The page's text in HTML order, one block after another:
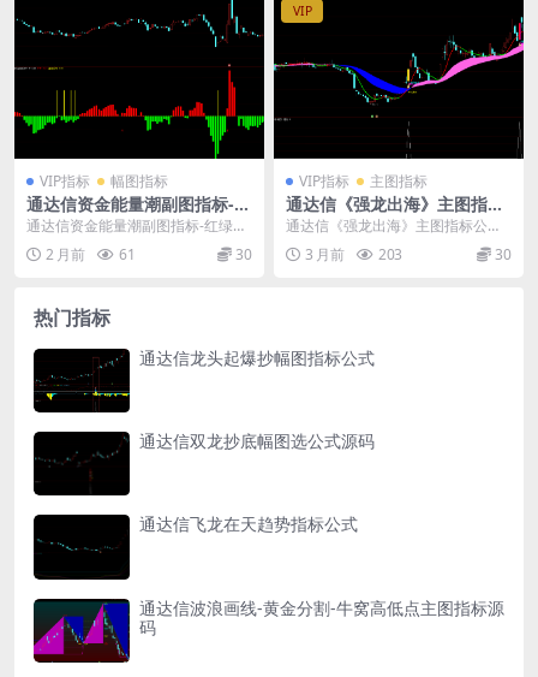
VIP指标 幅图指标
通达信资金能量潮副图指标-红
绿柱多空动能SAR持股持币
通达信资金能量潮副图指标-红绿柱
多空动能SAR持股持币： 该指标提
供以下几类信号...
2 月前 61 30
VIP指标 主图指标
通达信《强龙出海》主图指标
公式
VIP
通达信《强龙出海》主图指标公
式： 1、指标组成：强龙出海主
图，“”强龙信号“”选...
3 月前 203 30
热门指标
通达信龙头起爆抄幅图指标公式
通达信双龙抄底幅图选公式源码
通达信飞龙在天趋势指标公式
通达信波浪画线-黄金分割-牛窝高低点主图指标源
码